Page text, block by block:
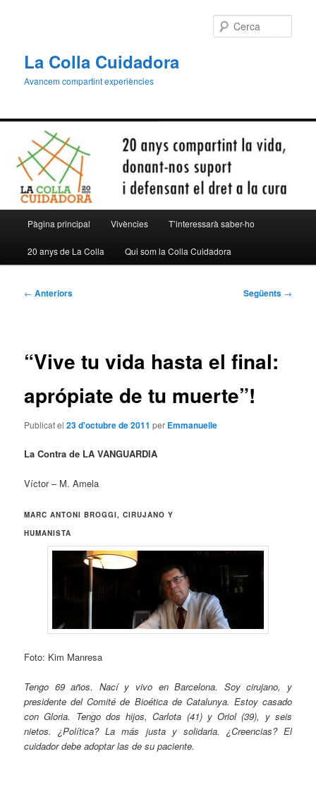
La Colla Cuidadora
Avancem compartint experiències
principal
Pàgina principal Vivències T’interessarà saber-ho
20 anys de La Colla Qui som la Colla Cuidadora
Navegació
← Anteriors Següents →
“Vive tu vida hasta el final:
aprópiate de tu muerte”!
Publicat el23 d'octubre de 2011 per Emmanuelle
La Contra de LA VANGUARDIA
Víctor – M. Amela
MARC ANTONI BROGGI, CIRUJANO Y
HUMANISTA
Foto: Kim Manresa
Tengo 69 años. Nací y vivo en Barcelona. Soy cirujano, y
presidente del Comité de Bioética de Catalunya. Estoy casado
con Gloria. Tengo dos hijos, Carlota (41) y Oriol (39), y seis
nietos. ¿Política? La más justa y solidaria. ¿Creencias? El
cuidador debe adoptar las de su paciente.